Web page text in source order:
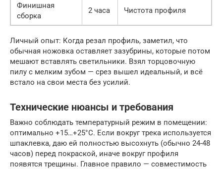
Финишная
сборка
2 часа Чистота профиля
Личный опыт: Когда резал профиль, заметил, что
обычная ножовка оставляет зазубрины, которые потом
мешают вставлять светильники. Взял торцовочную
пилу с мелким зубом — срез вышел идеальный, и всё
встало на свои места без усилий.
Технические нюансы и требования
Важно соблюдать температурный режим в помещении:
оптимально +15…+25°C. Если вокруг трека используется
шпаклевка, даю ей полностью высохнуть (обычно 24-48
часов) перед покраской, иначе вокруг профиля
появятся трещины. Главное правило — совместимость